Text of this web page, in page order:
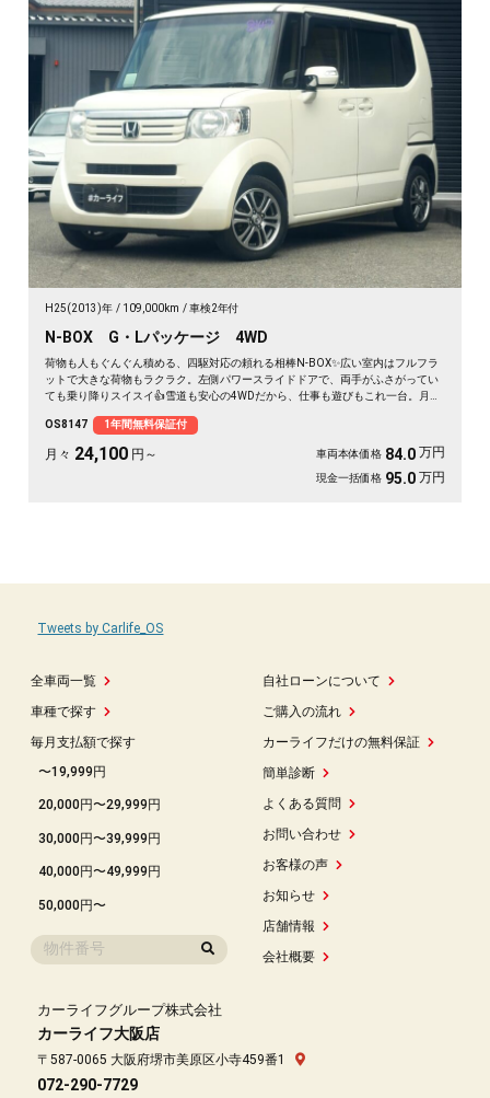
H25(2013)年 109,000km 車検2年付
N-BOX G・Lパッケージ 4WD
荷物も人もぐんぐん積める、四駆対応の頼れる相棒N-BOX✨広い室内はフルフラ
ットで大きな荷物もラクラク。左側パワースライドドアで、両手がふさがってい
ても乗り降りスイスイ👍雪道も安心の4WDだから、仕事も遊びもこれ一台。月々
りや週末の遠出まで、暮らしの相棒にぴったり💫《1年保証付》で安心の一台😊
OS8147 1年間無料保証付
月々 24,100 円～ 車両本体価格 84.0 万円
現金一括価格 95.0 万円
全車両一覧
車種で探す
毎月支払額で探す
〜19,999円
20,000円〜29,999円
30,000円〜39,999円
40,000円〜49,999円
50,000円〜
自社ローンについて
ご購入の流れ
カーライフだけの無料保証
簡単診断
よくある質問
お問い合わせ
お客様の声
お知らせ
店舗情報
会社概要
Tweets by Carlife_OS
カーライフグループ株式会社
カーライフ大阪店
〒587-0065 大阪府堺市美原区小寺459番1
072-290-7729